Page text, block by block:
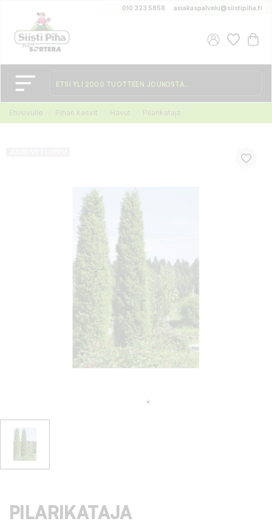
010 323 5858 asiakaspalvelu@siistipiha.fi
Etusivulle Pihan kasvit Havut Pilarikataja
PILARIKATAJA